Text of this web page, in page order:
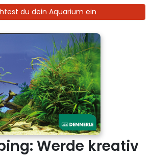
du dein Aquarium ein
Werde kreativ